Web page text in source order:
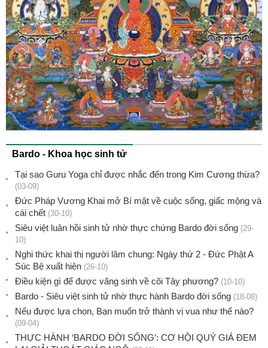
Bardo - Khoa học sinh tử
Tại sao Guru Yoga chỉ được nhắc đến trong Kim Cương thừa?
(03-09)
Đức Pháp Vương Khai mở Bí mật về cuộc sống, giấc mộng và
cái chết (30-10)
Siêu việt luân hồi sinh tử nhờ thực chứng Bardo đời sống (29-
10)
Nghi thức khai thị người lâm chung: Ngày thứ 2 - Đức Phật A
Súc Bệ xuất hiện (26-10)
Điều kiện gì để được vãng sinh về cõi Tây phương? (10-10)
Bardo - Siêu việt sinh tử nhờ thực hành Bardo đời sống (18-08)
Nếu được lựa chọn, Bạn muốn trở thành vị vua như thế nào?
(09-04)
THỰC HÀNH ‘BARDO ĐỜI SỐNG’: CƠ HỘI QUÝ GIÁ ĐEM